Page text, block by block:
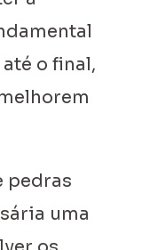
o final,
pedras
uma